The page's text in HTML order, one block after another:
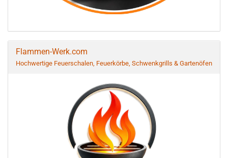
Flammen-Werk.com
Hochwertige Feuerschalen, Feuerkörbe, Schwenkgrills & Gartenöfen